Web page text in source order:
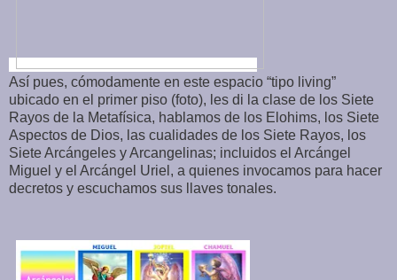
Así pues, cómodamente en este espacio “tipo living”
ubicado en el primer piso (foto), les di la clase de los Siete
Rayos de la Metafísica, hablamos de los Elohims, los Siete
Aspectos de Dios, las cualidades de los Siete Rayos, los
Siete Arcángeles y Arcangelinas; incluidos el Arcángel
Miguel y el Arcángel Uriel, a quienes invocamos para hacer
decretos y escuchamos sus llaves tonales.